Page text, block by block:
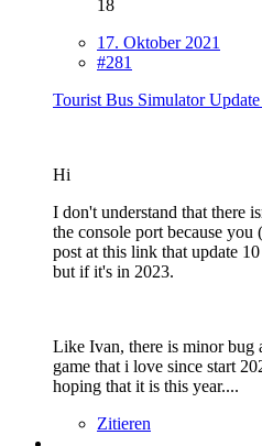
18
17. Oktober 2021
#281
Tourist Bus Simulator
Hi
I don't understand that there
the console port because
post at this link that update
but if it's in 2023.
Like Ivan, there is minor bug
game that i love since start
hoping that it is this year....
Zitieren